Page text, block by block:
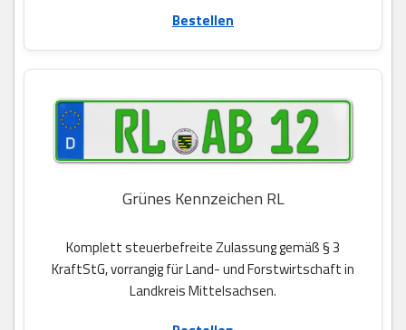
Bestellen
Grünes Kennzeichen RL
Komplett steuerbefreite Zulassung gemäß § 3
KraftStG, vorrangig für Land- und Forstwirtschaft in
Landkreis Mittelsachsen.